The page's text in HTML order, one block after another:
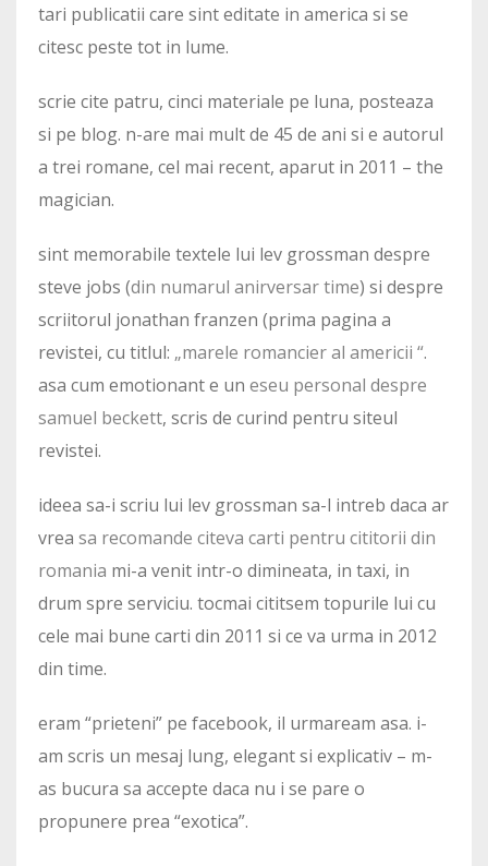
tari publicatii care sint editate in america si se
citesc peste tot in lume.
scrie cite patru, cinci materiale pe luna, posteaza
si pe blog. n-are mai mult de 45 de ani si e autorul
a trei romane, cel mai recent, aparut in 2011 – the
magician.
sint memorabile textele lui lev grossman despre
steve jobs (din numarul anirversar time) si despre
scriitorul jonathan franzen (prima pagina a
revistei, cu titlul: „marele romancier al americii “.
asa cum emotionant e un eseu personal despre
samuel beckett, scris de curind pentru siteul
revistei.
ideea sa-i scriu lui lev grossman sa-l intreb daca ar
vrea sa recomande citeva carti pentru cititorii din
romania mi-a venit intr-o dimineata, in taxi, in
drum spre serviciu. tocmai cititsem topurile lui cu
cele mai bune carti din 2011 si ce va urma in 2012
din time.
eram “prieteni” pe facebook, il urmaream asa. i-
am scris un mesaj lung, elegant si explicativ – m-
as bucura sa accepte daca nu i se pare o
propunere prea “exotica”.